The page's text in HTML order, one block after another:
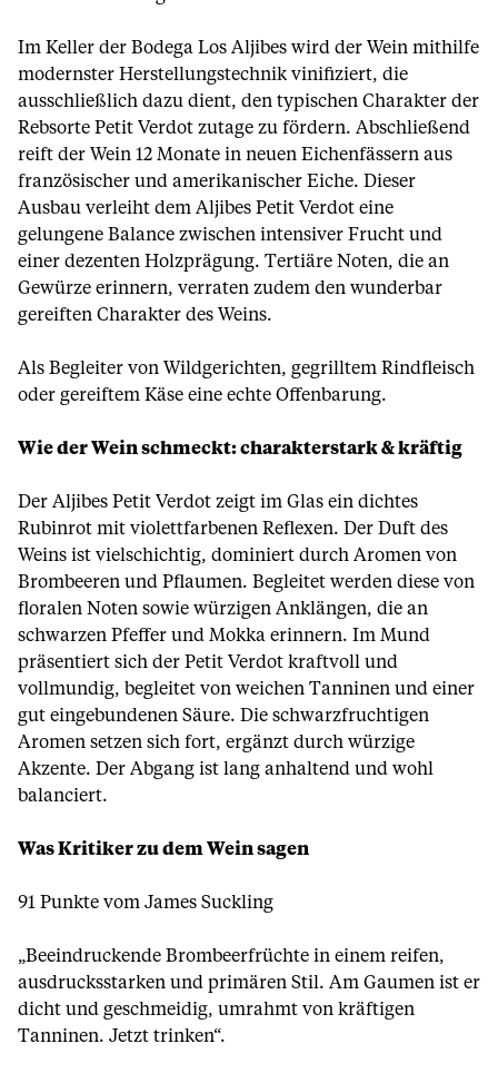
Im Keller der Bodega Los Aljibes wird der Wein mithilfe
modernster Herstellungstechnik vinifiziert, die
ausschließlich dazu dient, den typischen Charakter der
Rebsorte Petit Verdot zutage zu fördern. Abschließend
reift der Wein 12 Monate in neuen Eichenfässern aus
französischer und amerikanischer Eiche. Dieser
Ausbau verleiht dem Aljibes Petit Verdot eine
gelungene Balance zwischen intensiver Frucht und
einer dezenten Holzprägung. Tertiäre Noten, die an
Gewürze erinnern, verraten zudem den wunderbar
gereiften Charakter des Weins.
Als Begleiter von Wildgerichten, gegrilltem Rindfleisch
oder gereiftem Käse eine echte Offenbarung.
Wie der Wein schmeckt: charakterstark & kräftig
Der Aljibes Petit Verdot zeigt im Glas ein dichtes
Rubinrot mit violettfarbenen Reflexen. Der Duft des
Weins ist vielschichtig, dominiert durch Aromen von
Brombeeren und Pflaumen. Begleitet werden diese von
floralen Noten sowie würzigen Anklängen, die an
schwarzen Pfeffer und Mokka erinnern. Im Mund
präsentiert sich der Petit Verdot kraftvoll und
vollmundig, begleitet von weichen Tanninen und einer
gut eingebundenen Säure. Die schwarzfruchtigen
Aromen setzen sich fort, ergänzt durch würzige
Akzente. Der Abgang ist lang anhaltend und wohl
balanciert.
Was Kritiker zu dem Wein sagen
91 Punkte vom James Suckling
„Beeindruckende Brombeerfrüchte in einem reifen,
ausdrucksstarken und primären Stil. Am Gaumen ist er
dicht und geschmeidig, umrahmt von kräftigen
Tanninen. Jetzt trinken“.